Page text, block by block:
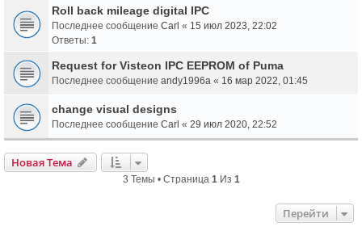
Roll back mileage digital IPC
Последнее сообщение Carl « 15 июл 2023, 22:02
Ответы: 1
Request for Visteon IPC EEPROM of Puma
Последнее сообщение andy1996a « 16 мар 2022, 01:45
change visual designs
Последнее сообщение Carl « 29 июл 2020, 22:52
Новая Тема
3 Темы • Страница 1Из 1
Перейти